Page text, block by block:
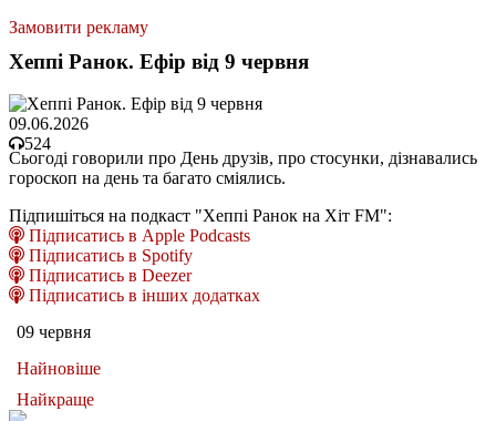
Замовити рекламу
Хеппі Ранок. Ефір від 9 червня
09.06.2026
524
Сьогоді говорили про День друзів, про стосунки, дізнавались
гороскоп на день та багато сміялись.
Підпишіться на подкаст "Хеппі Ранок на Хіт FM":
Підписатись в Apple Podcasts
Підписатись в Spotify
Підписатись в Deezer
Підписатись в інших додатках
09 червня
Найновіше
Найкраще